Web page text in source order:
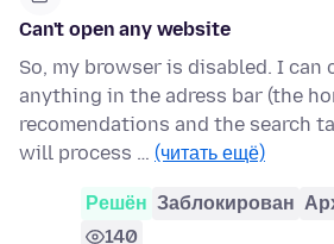
Can't open any website
So, my browser is disabled. I
anything in the adress bar (the
recomendations and the search
will process … (читать ещё)
Решён Заблокирован
140